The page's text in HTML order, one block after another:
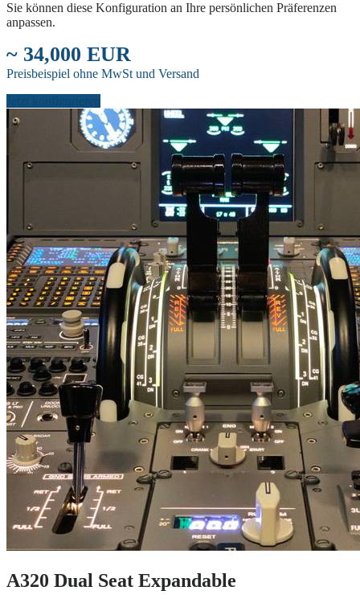
Sie können diese Konfiguration an Ihre persönlichen Präferenzen
anpassen.
~ 34,000 EUR
Preisbeispiel ohne MwSt und Versand
A320 Dual Seat Expandable